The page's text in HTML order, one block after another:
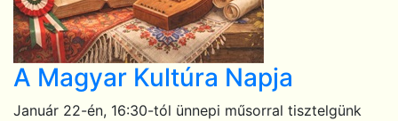
A Magyar Kultúra Napja
Január 22-én, 16:30-tól ünnepi műsorral tisztelgünk